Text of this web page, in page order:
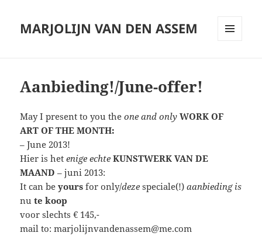
MARJOLIJN VAN DEN ASSEM
Aanbieding!/June-offer!
May I present to you theone and onlyWORK OF
ART OF THE MONTH:
– June 2013!
Hier is hetenige echte KUNSTWERK VAN DE
MAAND – juni 2013:
It can beyours for only/dezespeciale(!)aanbieding is
nute koop
voor slechts € 145,-
mail to: marjolijnvandenassem@me.com